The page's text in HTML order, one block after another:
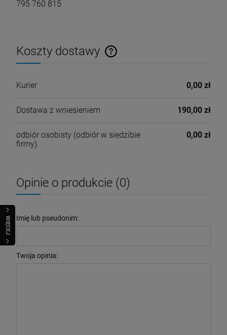
WIĘCEJ
795 760 815
Koszty dostawy
Cena nie zawiera ewentualnych kosztów płatności
Kurier 0,00 zł
Dostawa z wniesieniem 190,00 zł
odbiór osobisty (odbiór w siedzibie
firmy)
0,00 zł
Opinie o produkcie (0)
Imię lub pseudonim:
Twoja opinia: